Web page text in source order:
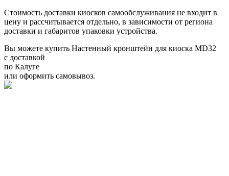
Стоимость доставки киосков самообслуживания не входит в
цену и рассчитывается отдельно, в зависимости от региона
доставки и габаритов упаковки устройства.
Вы можете купить Настенный кронштейн для киоска MD32
с доставкой
по Калуге
или оформить самовывоз.